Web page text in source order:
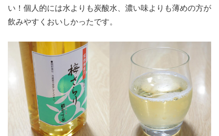
い！個人的には水よりも炭酸水、濃い味よりも薄めの方が
飲みやすくおいしかったです。